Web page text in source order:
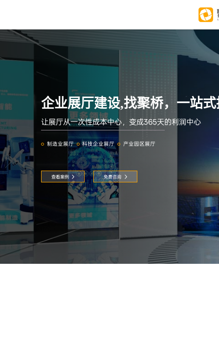
企业展厅建设,找聚桥，一站
让展厅从一次性成本中心，变成365天的利润中心
制造业展厅 科技企业展厅 产业园区展厅
查看案例 免费咨询